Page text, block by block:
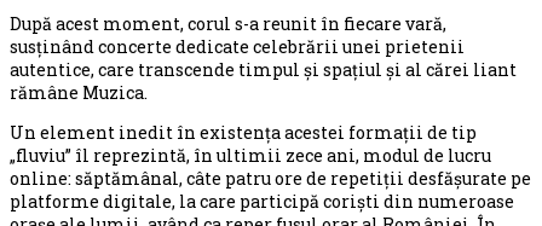
După acest moment, corul s-a reunit în fiecare vară,
susținând concerte dedicate celebrării unei prietenii
autentice, care transcende timpul și spațiul și al cărei liant
rămâne Muzica.
Un element inedit în existența acestei formații de tip
„fluviu” îl reprezintă, în ultimii zece ani, modul de lucru
online: săptămânal, câte patru ore de repetiții desfășurate pe
platforme digitale, la care participă coriști din numeroase